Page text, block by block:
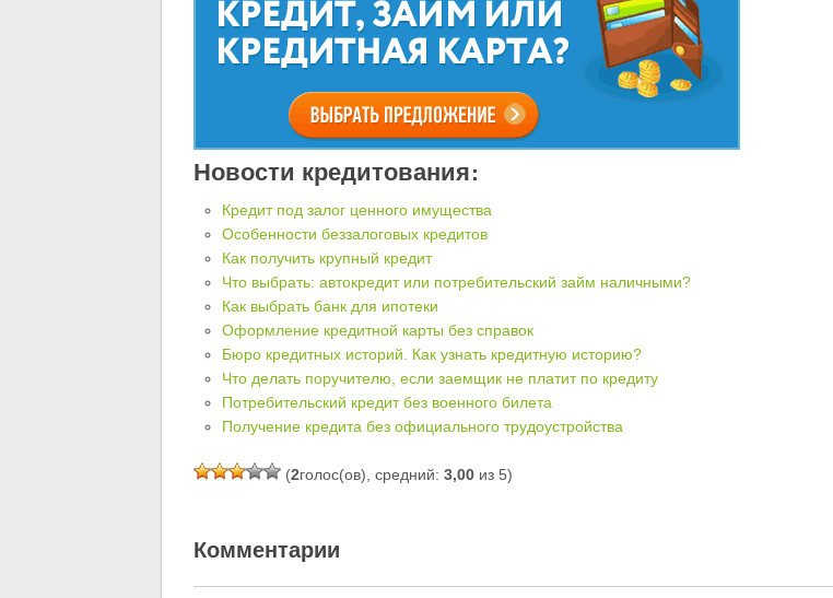
Новости кредитования:
Кредит под залог ценного имущества
Особенности беззалоговых кредитов
Как получить крупный кредит
Что выбрать: автокредит или потребительский займ наличными?
Как выбрать банк для ипотеки
Оформление кредитной карты без справок
Бюро кредитных историй. Как узнать кредитную историю?
Что делать поручителю, если заемщик не платит по кредиту
Потребительский кредит без военного билета
Получение кредита без официального трудоустройства
(2голос(ов), средний: 3,00из 5)
Комментарии